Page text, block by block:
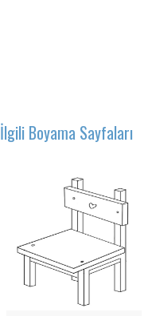
İlgili Boyama Sayfaları